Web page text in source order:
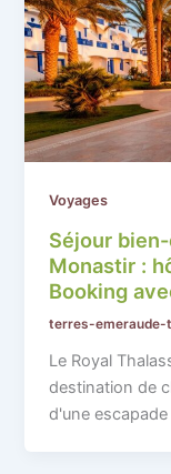
Voyages
Séjour
Monastir :
Booking
terres-
Le Royal
destination de
d'une